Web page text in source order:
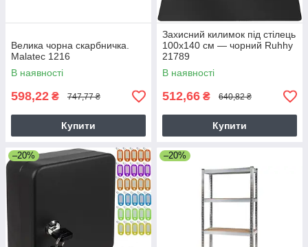
Велика чорна скарбничка.
Malatec 1216
В наявності
598,22 ₴ 747,77 ₴
Купити
Захисний килимок під стілець
100х140 см — чорний Ruhhy
21789
В наявності
512,66 ₴ 640,82 ₴
Купити
–20% –20%